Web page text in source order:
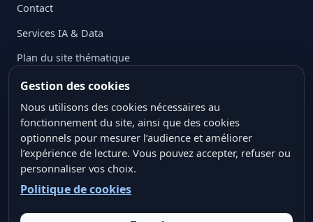
Contact
Services IA & Data
Plan du site thématique
Mentions légales
Politique de confidentialité
Politique des cookies
Conditions générales d’utilisation
Gestion des cookies
Nous utilisons des cookies nécessaires au
fonctionnement du site, ainsi que des cookies
optionnels pour mesurer l’audience et améliorer
l’expérience de lecture. Vous pouvez accepter, refuser ou
personnaliser vos choix.
Politique de cookies